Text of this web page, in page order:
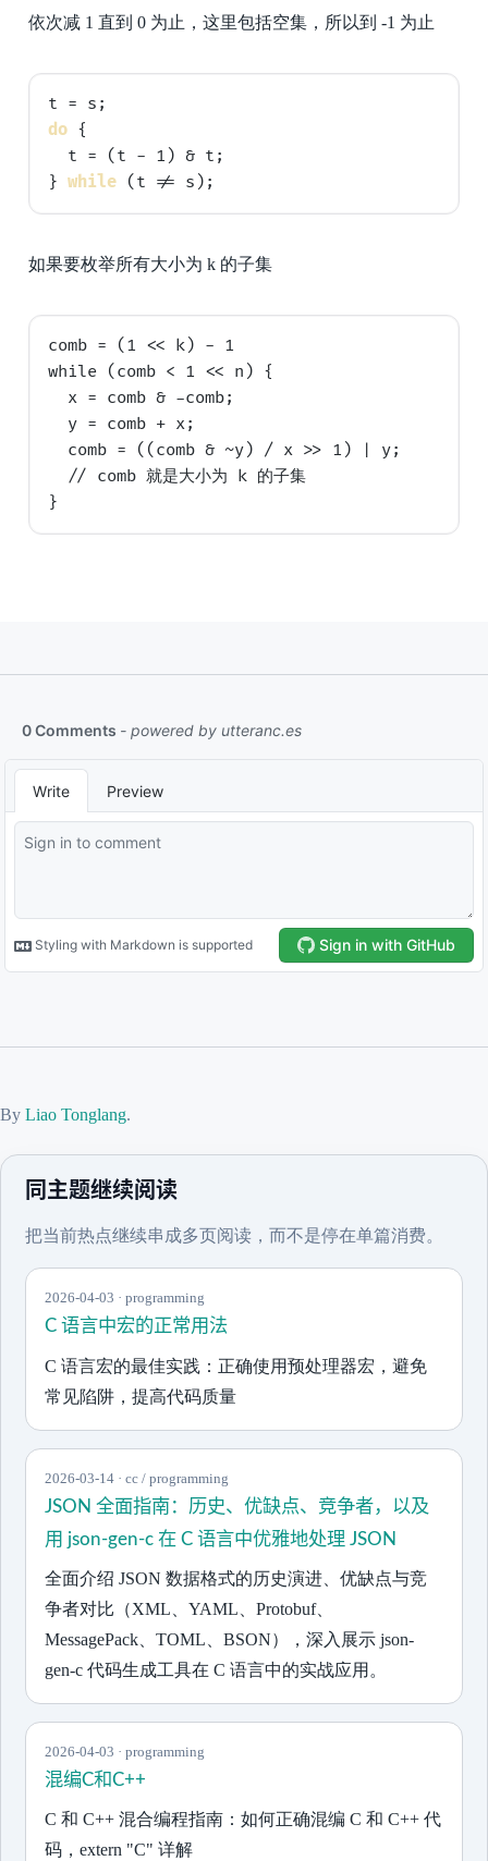
依次减 1 直到 0 为止，这里包括空集，所以到 -1 为止
do {
  t = (t - 1) & t;
} while
如果要枚举所有大小为 k 的子集
comb = (1 << k) - 1
while (comb < 1 << n) {
  x = comb & -comb;
  y = comb + x;
  comb = ((comb & ~y) / x >> 1) | y;
  // comb 就是大小为 k 的子集
By Liao Tonglang.
同主题继续阅读
把当前热点继续串成多页阅读，而不是停在单篇消费。
2026-04-03 · programming
C 语言中宏的正常用法
C 语言宏的最佳实践：正确使用预处理器宏，避免
常见陷阱，提高代码质量
2026-03-14 · cc / programming
JSON 全面指南：历史、优缺点、竞争者，以及
用 json-gen-c 在 C 语言中优雅地处理 JSON
全面介绍 JSON 数据格式的历史演进、优缺点与竞
争者对比（XML、YAML、Protobuf、
MessagePack、TOML、BSON），深入展示 json-
gen-c 代码生成工具在 C 语言中的实战应用。
2026-04-03 · programming
混编C和C++
C 和 C++ 混合编程指南：如何正确混编 C 和 C++ 代
码，extern "C" 详解